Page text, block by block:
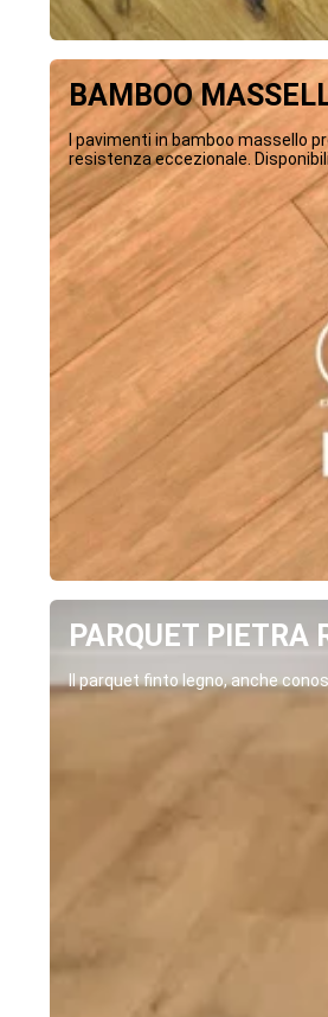
BAMBOO
I pavimenti in bamboo massello
resistenza eccezionale.
PARQUET PIETRA
Il parquet finto legno, anche